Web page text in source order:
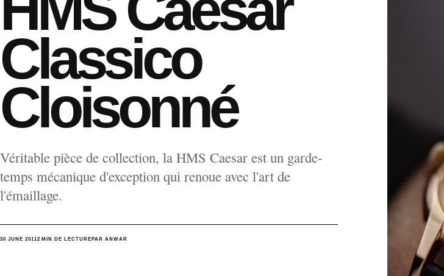
Classico
Cloisonné
Véritable pièce de collection, la HMS Caesar est un garde-
temps mécanique d'exception qui renoue avec l'art de
l'émaillage.
30 JUNE 20112 MIN DE LECTURE PAR ANWAR